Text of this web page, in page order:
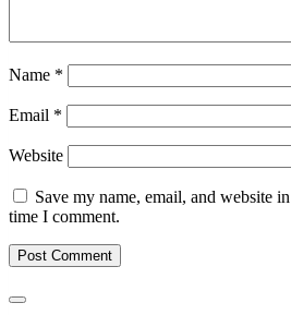
Name *
Email *
Website
Save my name, email, and website
time I comment.